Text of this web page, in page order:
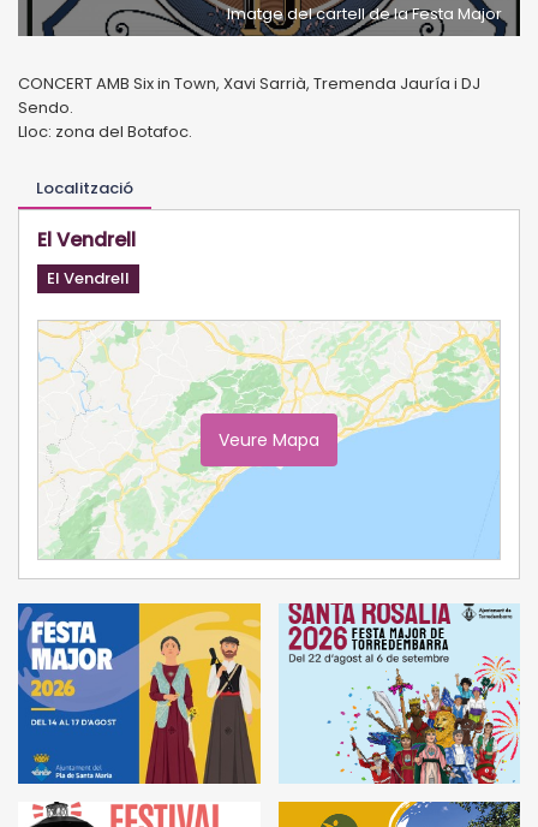
Imatge del cartell de la Festa Major
CONCERT AMB Six in Town, Xavi Sarrià, Tremenda Jauría i DJ
Sendo.
Lloc: zona del Botafoc.
Localització
El Vendrell
El Vendrell
Veure Mapa